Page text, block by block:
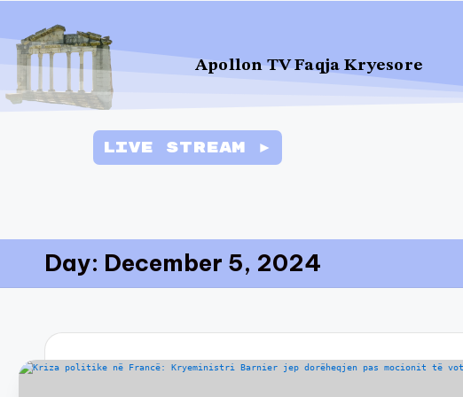
Apollon TV Faqja Kryesore
Live Stream ►
Day: December 5, 2024